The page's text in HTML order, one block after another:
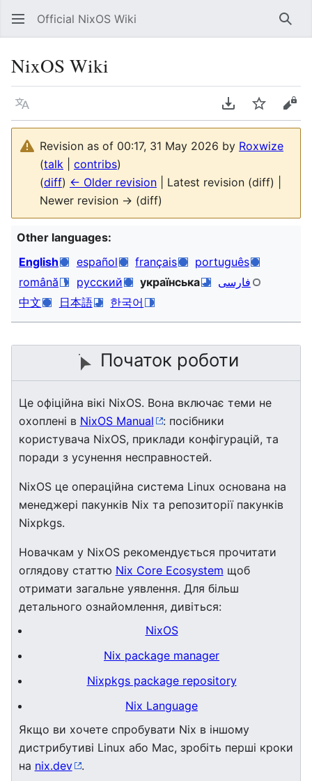
Official NixOS Wiki
NixOS Wiki
Language Download PDF
Watch
Revision as of 00:17, 31 May 2026 by Roxwize
(talk contribs)
(diff) ← Older revision | Latest revision (diff) |
Newer revision → (diff)
Other languages:
English
español français
português
română
русский українська
فارسی
中文
日本語 한국어
Початок роботи
Це офіційна вікі NixOS. Вона включає теми не
охоплені в NixOS Manual
: посібники
користувача NixOS, приклади конфігурацій, та
поради з усунення несправностей.
NixOS це операційна система Linux основана на
менеджері пакунків Nix та репозиторії пакунків
Nixpkgs.
Новачкам у NixOS рекомендується прочитати
оглядову статтю Nix Core Ecosystem щоб
отримати загальне уявлення. Для більш
детального ознайомлення, дивіться:
NixOS
Nix package manager
Nixpkgs package repository
Nix Language
Якщо ви хочете спробувати Nix в іншому
дистрибутиві Linux або Mac, зробіть перші кроки
на nix.dev .